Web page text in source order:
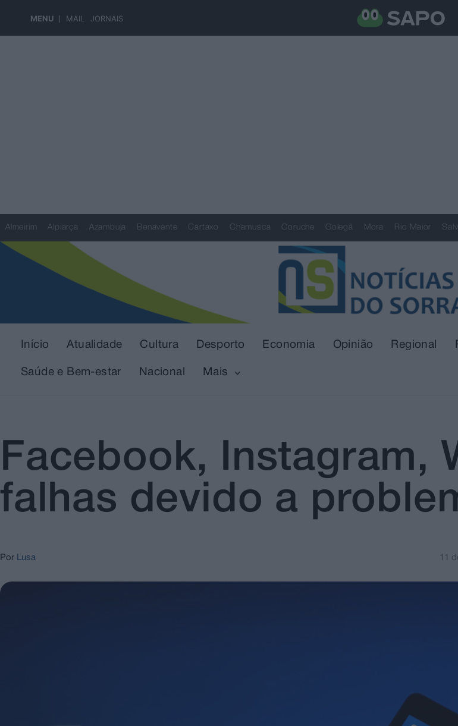
MENU MAIL JORNAIS
Almeirim Alpiarça Azambuja Benavente Cartaxo Chamusca Coruche Golegã Mora Rio Maior
Início Atualidade Cultura Desporto Economia Opinião Regional
Saúde e Bem-estar Nacional Mais
Facebook, Instagram,
falhas devido a
Por Lusa 11